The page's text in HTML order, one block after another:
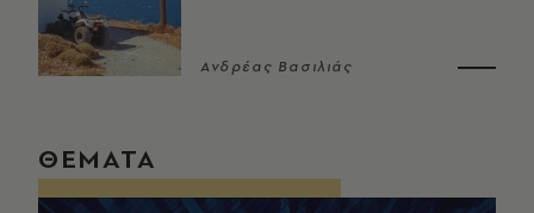
Ανδρέας Βασιλιάς
ΘΕΜΑΤΑ